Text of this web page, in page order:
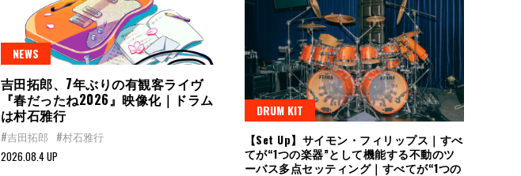
NEWS
吉田拓郎、7年ぶりの有観客ライヴ
『春だったね2026』映像化｜ドラム
は村石雅行
#吉田拓郎 #村石雅行
2026.08.4 UP
DRUM KIT
【Set Up】サイモン・フィリップス｜すべ
てが“1つの楽器”として機能する不動のツ
ーバス多点セッティング｜すべてが“1つの